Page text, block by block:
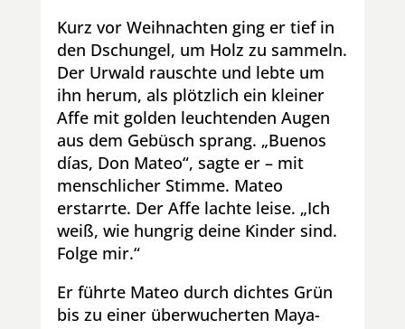
Kurz vor Weihnachten ging er tief in
den Dschungel, um Holz zu sammeln.
Der Urwald rauschte und lebte um
ihn herum, als plötzlich ein kleiner
Affe mit golden leuchtenden Augen
aus dem Gebüsch sprang. „Buenos
días, Don Mateo“, sagte er – mit
menschlicher Stimme. Mateo
erstarrte. Der Affe lachte leise. „Ich
weiß, wie hungrig deine Kinder sind.
Folge mir.“
Er führte Mateo durch dichtes Grün
bis zu einer überwucherten Maya-